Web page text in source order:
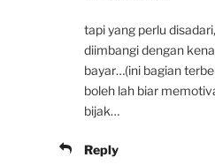
tapi yang perlu
diimbangi dengan
bayar…(ini bagian
boleh lah biar
bijak…
Reply